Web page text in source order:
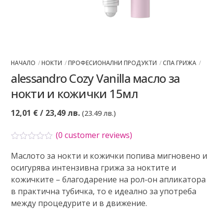
НАЧАЛО НОКТИ ПРОФЕСИОНАЛНИ ПРОДУКТИ СПА ГРИЖА
alessandro Cozy Vanilla масло за
нокти и кожички 15мл
12,01 €/ 23,49 лв.(23.49 лв.)
ц
н
е
о
с
(0 customer reviews)
Маслото за нокти и кожички попива мигновено и
осигурява интензивна грижа за ноктите и
кожичките – благодарение на рол-он апликатора
в практична тубичка, то е идеално за употреба
между процедурите и в движение.